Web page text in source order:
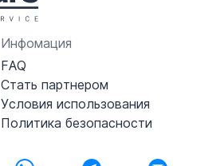
Инфомация
FAQ
Стать партнером
Условия использования
Политика безопасности